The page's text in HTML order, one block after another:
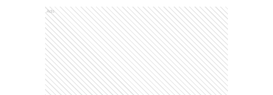
Ads